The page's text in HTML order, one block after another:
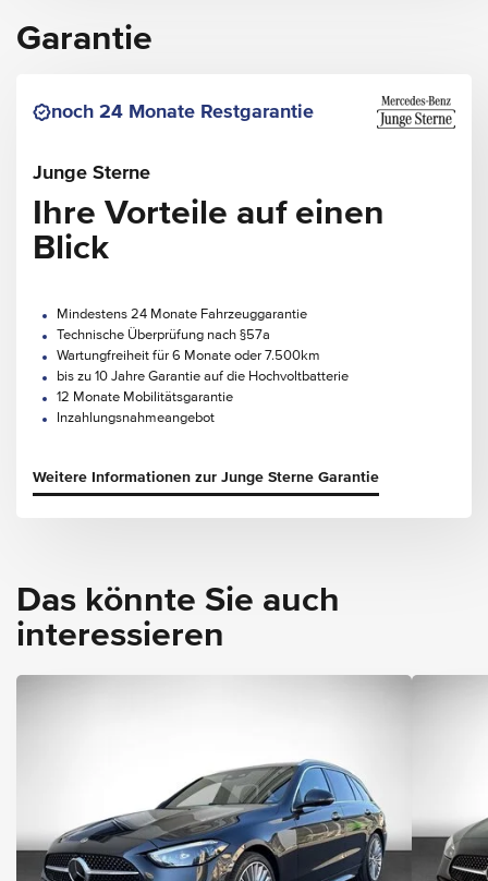
Garantie
noch 24 Monate Restgarantie
Junge Sterne
Ihre Vorteile auf einen
Blick
Mindestens 24 Monate Fahrzeuggarantie
Technische Überprüfung nach §57a
Wartungfreiheit für 6 Monate oder 7.500km
bis zu 10 Jahre Garantie auf die Hochvoltbatterie
12 Monate Mobilitätsgarantie
Inzahlungsnahmeangebot
Weitere Informationen zur Junge Sterne Garantie
Das könnte Sie auch
interessieren